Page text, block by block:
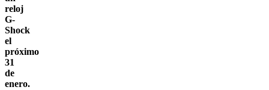
reloj
G-
Shock
el
próximo
31
de
enero.